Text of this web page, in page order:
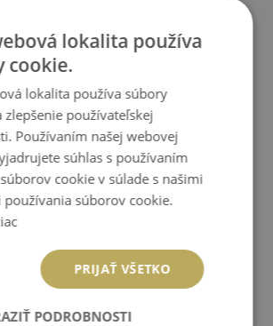
104.99 €
lokalita používa
cookie.
lokalita používa súbory
zlepšenie používateľskej
Používaním našej webovej
súhlas s používaním
cookie v súlade s našimi
používania súborov cookie.
PRIJAŤ VŠETKO
PODROBNOSTI